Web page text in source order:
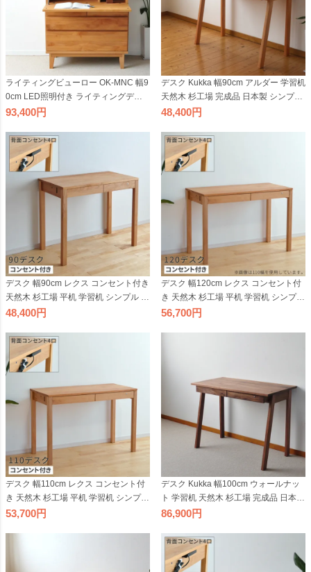
ライティングビューロー OK-MNC 幅9
0cm LED照明付き ライティングデス
ク 天然木 引出し付き 国産 テレワーク
93,400
デスク Kukka 幅90cm アルダー 学習机
天然木 杉工場 完成品 日本製 シンプル
コンパクト ナチュラル 引出し付き 国
48,400
デスク 幅90cm レクス コンセント付き
天然木 杉工場 平机 学習机 シンプル リ
ビング学習 90cm幅 コンパクト 引出し
国産 テレワーク リモートワーク
48,400
デスク 幅120cm レクス コンセント付
き 天然木 杉工場 平机 学習机 シンプル
120cm幅 引出し付きリビング学習 抽
56,700
デスク 幅110cm レクス コンセント付
き 天然木 杉工場 平机 学習机 シンプル
引出し付き 抽斗付き アルダー材 4口
53,700
デスク Kukka 幅100cm ウォールナッ
ト 学習机 天然木 杉工場 完成品 日本製
オイル仕上げ 平机 シンプル コンパク
レワーク リモートワーク
86,900